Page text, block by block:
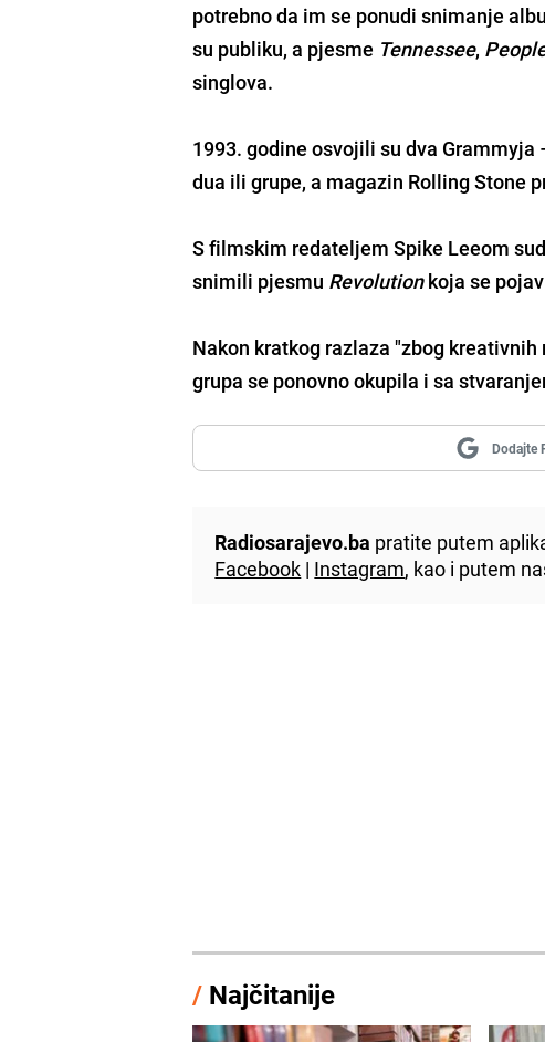
potrebno da im se ponudi snimanje
su publiku, a pjesme Tennessee,
singlova.
1993. godine osvojili su dva
dua ili grupe, a magazin Rolling Stone
S filmskim redateljem Spike Leeom
snimili pjesmu Revolutionkoja se
Nakon kratkog razlaza "zbog
grupa se ponovno okupila i sa
Dodajte
Radiosarajevo.ba pratite putem
Facebook | Instagram, kao i putem
/ Najčitanije